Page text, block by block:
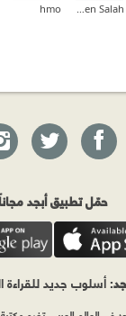
hmo
حمّل تطبيق أبجد
: أسلوب جديد للقراءة